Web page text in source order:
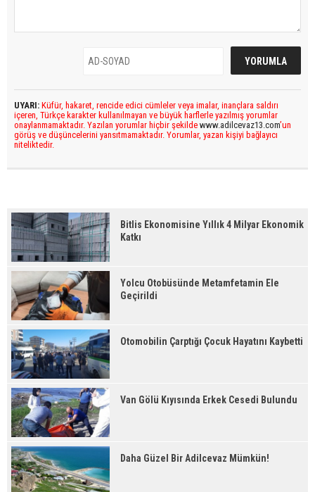
UYARI: Küfür, hakaret, rencide edici cümleler veya imalar, inançlara saldırı
içeren, Türkçe karakter kullanılmayan ve büyük harflerle yazılmış yorumlar
onaylanmamaktadır. Yazılan yorumlar hiçbir şekilde www.adilcevaz13.com’un
görüş ve düşüncelerini yansıtmamaktadır. Yorumlar, yazan kişiyi bağlayıcı
niteliktedir.
Bitlis Ekonomisine Yıllık 4 Milyar Ekonomik
Katkı
Yolcu Otobüsünde Metamfetamin Ele
Geçirildi
Otomobilin Çarptığı Çocuk Hayatını Kaybetti
Van Gölü Kıyısında Erkek Cesedi Bulundu
Daha Güzel Bir Adilcevaz Mümkün!